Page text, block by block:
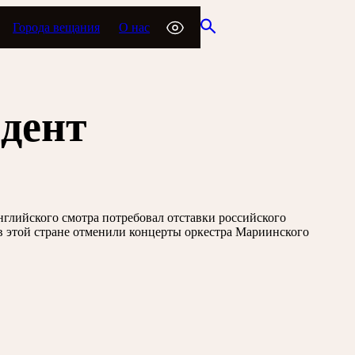
Города вещания О нас
смотра потребовал отставки российского
стране отменили концерты оркестра Мариинского